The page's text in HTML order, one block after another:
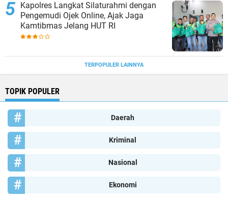
Kapolres Langkat Silaturahmi dengan
Pengemudi Ojek Online, Ajak Jaga
Kamtibmas Jelang HUT RI
TERPOPULER LAINNYA
TOPIK POPULER
Daerah
Kriminal
Nasional
Ekonomi